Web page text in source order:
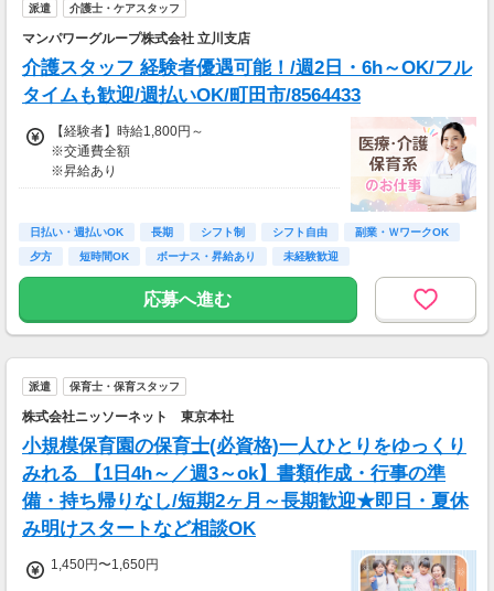
派遣 介護士・ケアスタッフ
マンパワーグループ株式会社 立川支店
介護スタッフ 経験者優遇可能！/週2日・6h～OK/フル
タイムも歓迎/週払いOK/町田市/8564433
【経験者】時給1,800円～
※交通費全額
※昇給あり
◎日勤／経験者の場合
・日収(1,800*8)円（時給1,800円×8h）
※資格手当あり（時給50円～UP/資格の種類に
よって異なる）
※週払いOK（規定あり）
→金曜日締め最短翌週火曜日にお給料GET♪
（稼働開始時は手続き完了次第となります）
交通費：別途全額支給
※車・バイク通勤に関して施設により異なる場
日払い・週払いOK 長期 シフト制 シフト自由
副業・ＷワークOK
夕方
短時間OK ボーナス・昇給あり 未経験歓迎
応募へ進む
派遣 保育士・保育スタッフ
株式会社ニッソーネット 東京本社
小規模保育園の保育士(必資格)一人ひとりをゆっくり
みれる 【1日4h～／週3～ok】書類作成・行事の準
備・持ち帰りなし/短期2ヶ月～長期歓迎★即日・夏休
み明けスタートなど相談OK
1,450円〜1,650円